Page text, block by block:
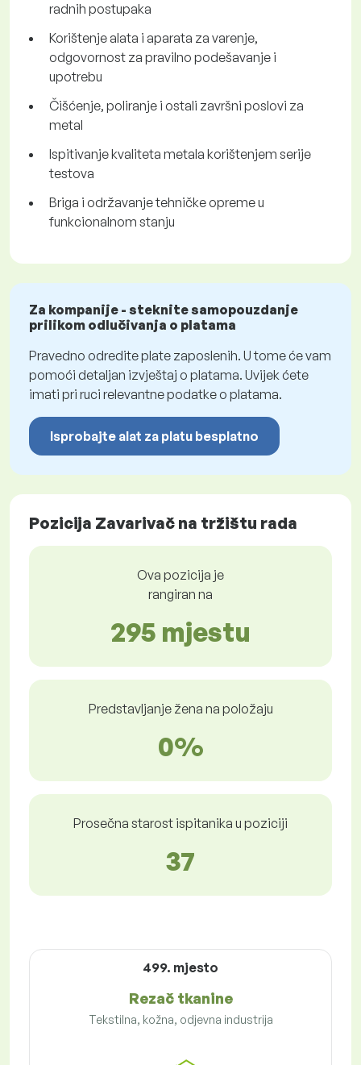
radnih postupaka
Korištenje alata i aparata za varenje,
odgovornost za pravilno podešavanje i
upotrebu
Čišćenje, poliranje i ostali završni poslovi za
metal
Ispitivanje kvaliteta metala korištenjem serije
testova
Briga i održavanje tehničke opreme u
funkcionalnom stanju
Za kompanije - steknite samopouzdanje
prilikom odlučivanja o platama
Pravedno odredite plate zaposlenih. U tome će vam
pomoći detaljan izvještaj o platama. Uvijek ćete
imati pri ruci relevantne podatke o platama.
Isprobajte alat za platu besplatno
Pozicija Zavarivač na tržištu rada
Ova pozicija je
rangiran na
295 mjestu
Predstavljanje žena na položaju
0%
Prosečna starost ispitanika u poziciji
37
499. mjesto
Rezač tkanine
Tekstilna, kožna, odjevna industrija